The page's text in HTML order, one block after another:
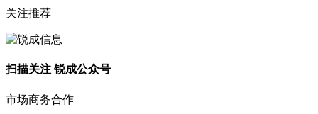
关注推荐
扫描关注 锐成公众号
市场商务合作